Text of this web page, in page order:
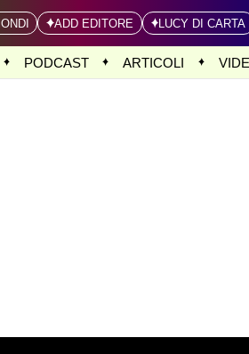
ADD EDITORE LUCY DI CARTA
PODCAST ARTICOLI